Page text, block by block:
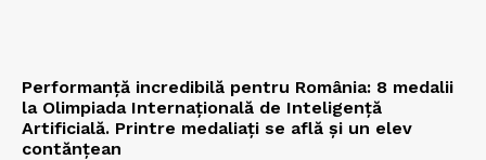
Performanță incredibilă pentru România: 8 medalii
la Olimpiada Internațională de Inteligență
Artificială. Printre medaliați se află și un elev
contănțean